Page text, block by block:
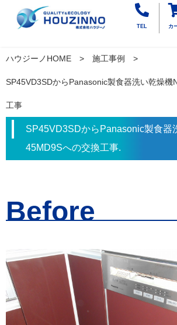
TEL カ
ハウジーノHOME 施工事例
SP45VD3SDからPanasonic製食器洗い乾燥機
工事
SP45VD3SDからPanasonic製食器
45MD9Sへの交換工事.
Before